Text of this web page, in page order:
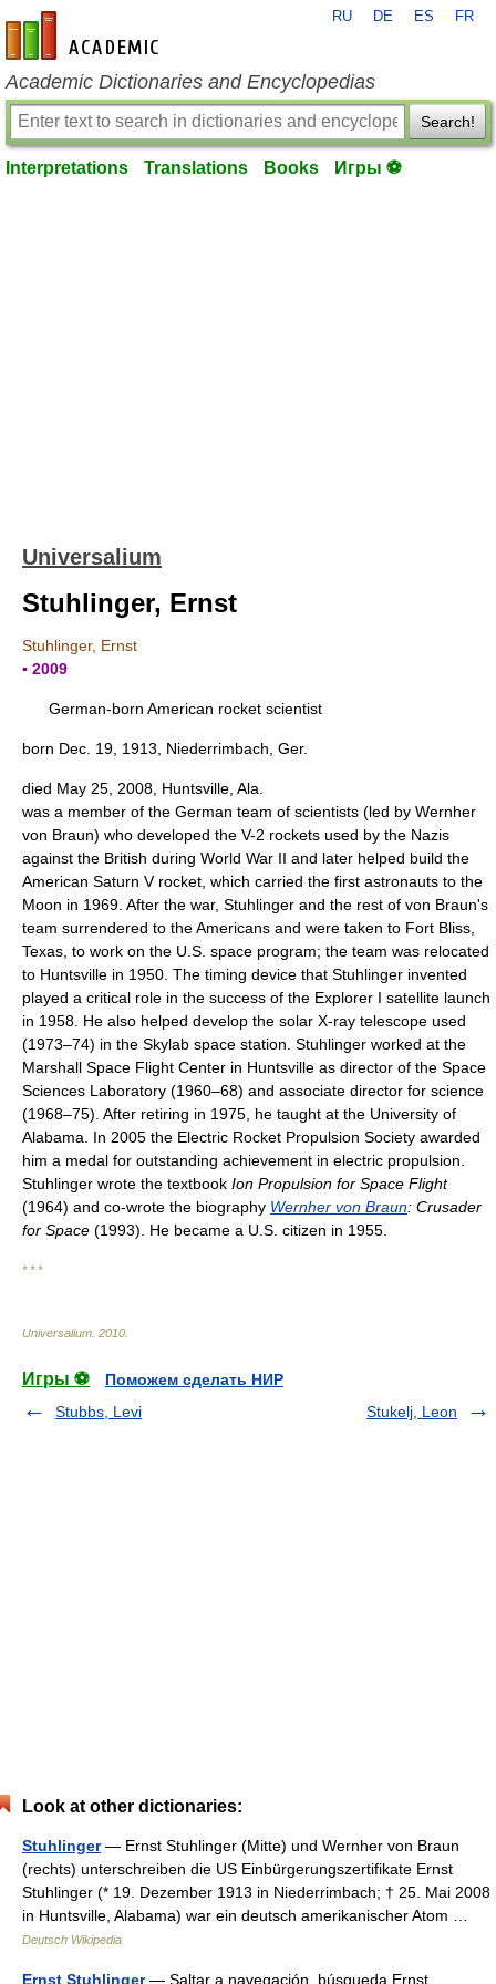
en-academic.com
RU DE ES FR
Academic Dictionaries and Encyclopedias
Search!
Interpretations Translations Books Игры ⚽
Universalium
Stuhlinger, Ernst
Stuhlinger, Ernst
▪ 2009
German-born American rocket scientist
born Dec. 19, 1913, Niederrimbach, Ger.
died May 25, 2008, Huntsville, Ala.
was a member of the German team of scientists (led by Wernher
von Braun) who developed the V-2 rockets used by the Nazis
against the British during World War II and later helped build the
American Saturn V rocket, which carried the first astronauts to the
Moon in 1969. After the war, Stuhlinger and the rest of von Braun's
team surrendered to the Americans and were taken to Fort Bliss,
Texas, to work on the U.S. space program; the team was relocated
to Huntsville in 1950. The timing device that Stuhlinger invented
played a critical role in the success of the Explorer I satellite launch
in 1958. He also helped develop the solar X-ray telescope used
(1973–74) in the Skylab space station. Stuhlinger worked at the
Marshall Space Flight Center in Huntsville as director of the Space
Sciences Laboratory (1960–68) and associate director for science
(1968–75). After retiring in 1975, he taught at the University of
Alabama. In 2005 the Electric Rocket Propulsion Society awarded
him a medal for outstanding achievement in electric propulsion.
Stuhlinger wrote the textbook Ion Propulsion for Space Flight
(1964) and co-wrote the biography Wernher von Braun: Crusader
for Space (1993). He became a U.S. citizen in 1955.
* * *
Universalium 2010
Игры ⚽
Поможем сделать НИР
Stubbs, Levi
Stukelj, Leon
Look at other dictionaries:
Stuhlinger— Ernst Stuhlinger (Mitte) und Wernher von Braun
(rechts) unterschreiben die US Einbürgerungszertifikate Ernst
Stuhlinger (* 19. Dezember 1913 in Niederrimbach; † 25. Mai 2008
in Huntsville, Alabama) war ein deutsch amerikanischer Atom …
Deutsch Wikipedia
Ernst Stuhlinger— Saltar a navegación, búsqueda Ernst